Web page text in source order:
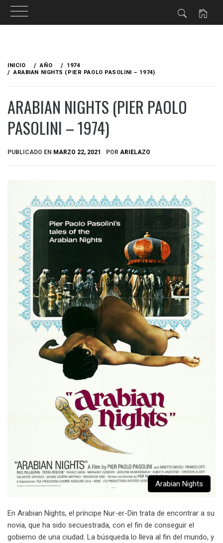
contenido
INICIO AÑO
1974
ARABIAN NIGHTS (PIER PAOLO PASOLINI – 1974)
ARABIAN NIGHTS (PIER PAOLO
PASOLINI – 1974)
PUBLICADO EN MARZO 22, 2021 POR ARIELAZO
Arabian Nights
En Arabian Nights, el príncipe Nur-er-Din trata de encontrar a su
novia, que ha sido secuestrada, con el fin de conseguir el
gobierno de una ciudad. La búsqueda lo lleva al fin del mundo, y